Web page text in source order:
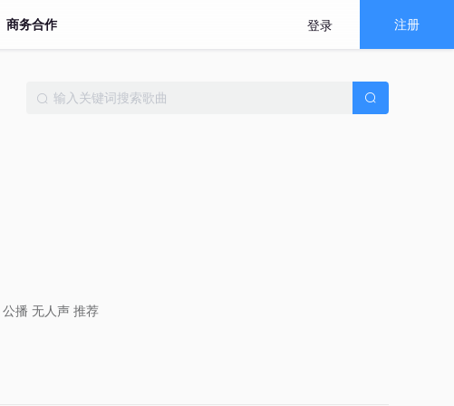
商务合作 登录 注册
公播 无人声 推荐